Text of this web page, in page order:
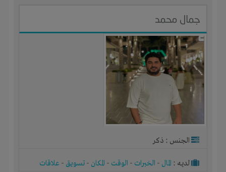
جمال محمد
الجنس : ذكر
لديـه : المال - الخبرات - الوقت - المكان - تسويق - علاقات